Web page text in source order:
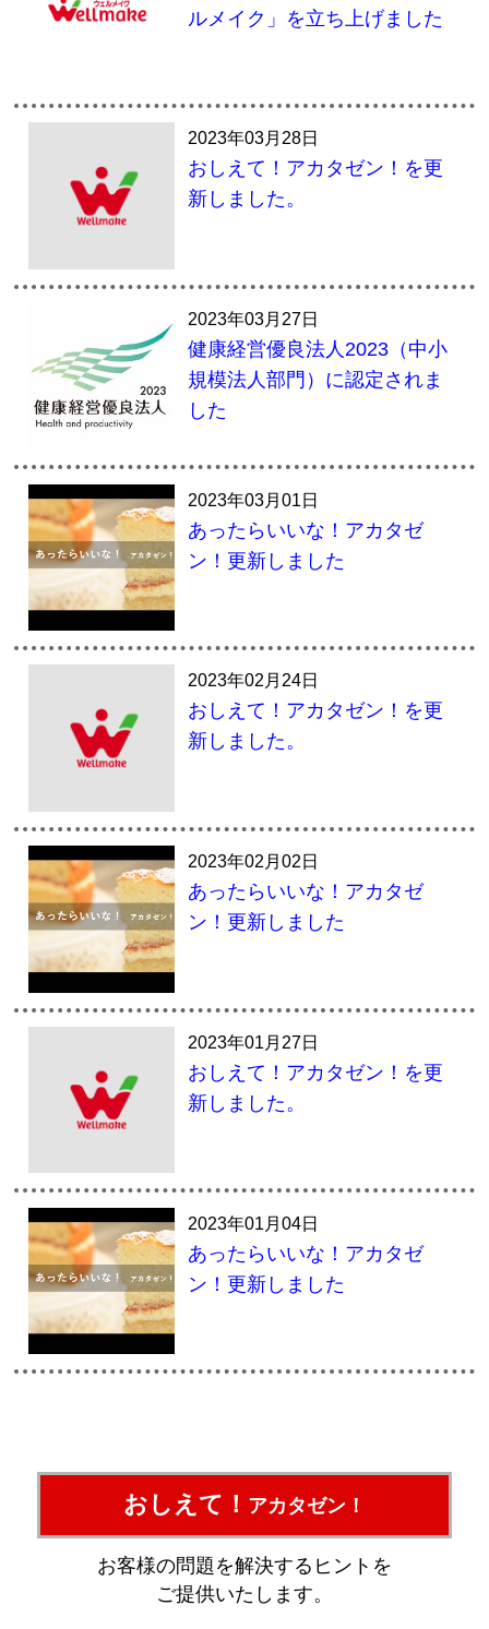
ルメイク」を立ち上げました
2023年03月28日
おしえて！アカタゼン！を更
新しました。
2023年03月27日
健康経営優良法人2023（中小
規模法人部門）に認定されま
した
2023年03月01日
あったらいいな！アカタゼ
ン！更新しました
2023年02月24日
おしえて！アカタゼン！を更
新しました。
2023年02月02日
あったらいいな！アカタゼ
ン！更新しました
2023年01月27日
おしえて！アカタゼン！を更
新しました。
2023年01月04日
あったらいいな！アカタゼ
ン！更新しました
おしえて！ アカタゼン！
お客様の問題を解決するヒントを
ご提供いたします。